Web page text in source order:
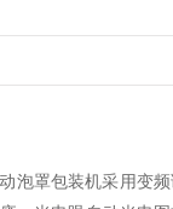
泡罩包装机采用变